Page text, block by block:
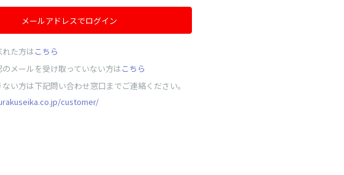
メールアドレスでログイン
た方はこちら
メールを受け取っていない方はこちら
い方は下記問い合わせ窓口までご連絡ください。
customer/